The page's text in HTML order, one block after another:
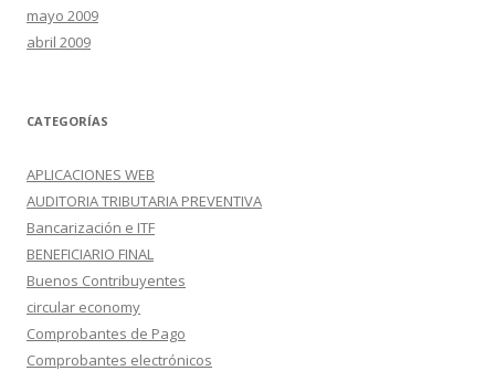
mayo 2009
abril 2009
CATEGORÍAS
APLICACIONES WEB
AUDITORIA TRIBUTARIA PREVENTIVA
Bancarización e ITF
BENEFICIARIO FINAL
Buenos Contribuyentes
circular economy
Comprobantes de Pago
Comprobantes electrónicos